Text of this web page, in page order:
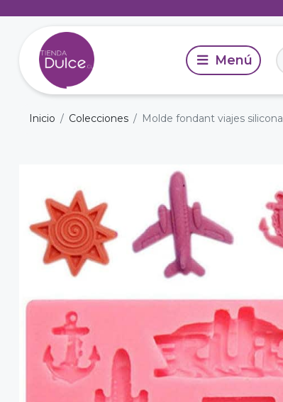
Inicio Colecciones Molde fondant viajes silicona